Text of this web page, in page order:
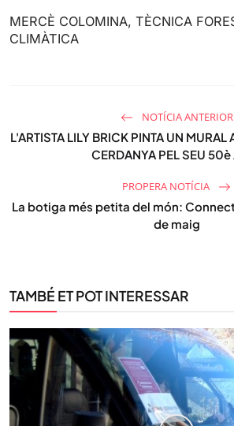
MERCÈ COLOMINA, TÈCNICA
CLIMÀTICA
NOTÍCIA ANTERIOR
L'ARTISTA LILY BRICK PINTA UN
CERDANYA PEL SEU 50è
PROPERA NOTÍCIA
La botiga més petita del món:
de maig
TAMBÉ ET POT INTERESSAR